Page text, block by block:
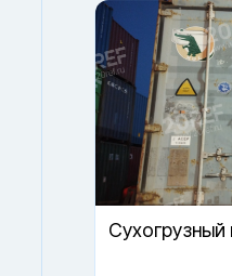
Cухогрузный